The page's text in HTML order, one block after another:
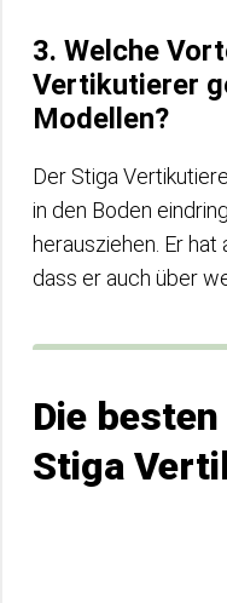
3. Welche
Vertikutierer
Modellen?
Der Stiga
in den Boden
herausziehen. Er
dass er auch über
Die
Stiga